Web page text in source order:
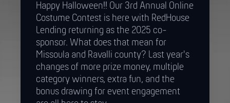
Happy Halloween!! Our 3rd Annual Online
Costume Contest is here with RedHouse
Lending returning as the 2025 co-
sponsor. What does that mean for
Missoula and Ravalli county? Last year's
changes of more prize money, multiple
category winners, extra fun, and the
bonus drawing for event engagement